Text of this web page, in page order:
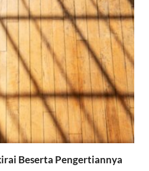
Beserta Pengertiannya